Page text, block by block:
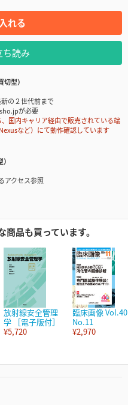
れる
ち読み
型）
の２世代前まで
が必要
国内キャリア経由で販売されている端
など）にて動作確認しています
アクセス参照
品も買っています。
放射線安全管理
学 ［電子版付］
¥5,720
臨床画像 Vol.40
No.11
¥2,970